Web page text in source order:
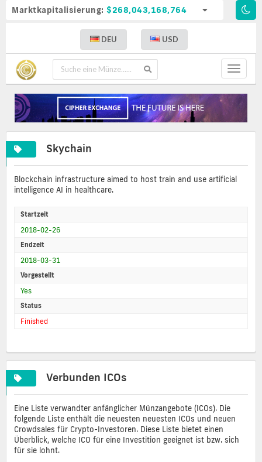
Marktkapitalisierung: $268,043,168,764
DEU USD
Toggle
Skychain
Blockchain infrastructure aimed to host train and use artificial
intelligence AI in healthcare.
Startzeit
2018-02-26
Endzeit
2018-03-31
Vorgestellt
Yes
Status
Finished
Verbunden ICOs
Eine Liste verwandter anfänglicher Münzangebote (ICOs). Die
folgende Liste enthält die neuesten neuesten ICOs und neuen
Crowdsales für Crypto-Investoren. Diese Liste bietet einen
Überblick, welche ICO für eine Investition geeignet ist bzw. sich
für sie lohnt.